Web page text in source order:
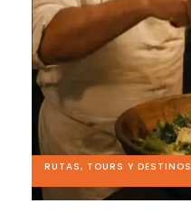
RUTAS, TOURS Y DESTINOS